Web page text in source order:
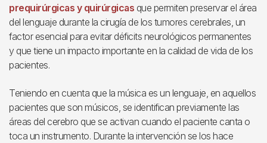
prequirúrgicas y quirúrgicas que permiten preservar el área
del lenguaje durante la cirugía de los tumores cerebrales, un
factor esencial para evitar déficits neurológicos permanentes
y que tiene un impacto importante en la calidad de vida de los
pacientes.
Teniendo en cuenta que la música es un lenguaje, en aquellos
pacientes que son músicos, se identifican previamente las
áreas del cerebro que se activan cuando el paciente canta o
toca un instrumento. Durante la intervención se los hace